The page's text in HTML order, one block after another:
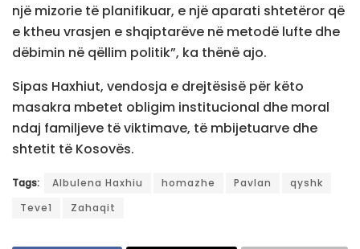
një mizorie të planifikuar, e një aparati shtetëror që
e ktheu vrasjen e shqiptarëve në metodë lufte dhe
dëbimin në qëllim politik”, ka thënë ajo.
Sipas Haxhiut, vendosja e drejtësisë për këto
masakra mbetet obligim institucional dhe moral
ndaj familjeve të viktimave, të mbijetuarve dhe
shtetit të Kosovës.
Tags: Albulena Haxhiu homazhe Pavlan
qyshk
Teve1
Zahaqit